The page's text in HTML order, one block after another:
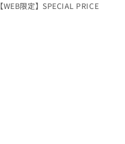
【WEB限定】SPECIAL PRICE